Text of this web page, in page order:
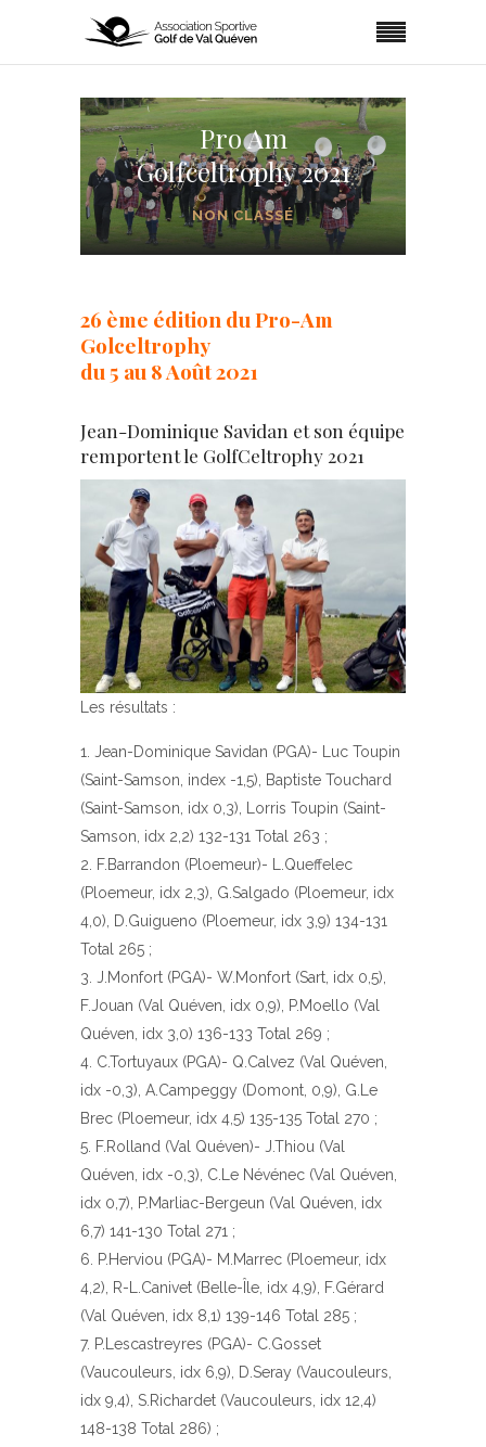
Pro Am
Golfceltrophy 2021
NON CLASSÉ
26 ème édition du Pro-Am
Golceltrophy
du 5 au 8 Août 2021
Jean-Dominique Savidan et son équipe
remportent le GolfCeltrophy 2021
Les résultats :
Jean-Dominique Savidan (PGA)- Luc Toupin
(Saint-Samson, index -1,5), Baptiste Touchard
(Saint-Samson, idx 0,3), Lorris Toupin (Saint-
Samson, idx 2,2) 132-131 Total 263 ;
F.Barrandon (Ploemeur)- L.Queffelec
(Ploemeur, idx 2,3), G.Salgado (Ploemeur, idx
4,0), D.Guigueno (Ploemeur, idx 3,9) 134-131
Total 265 ;
J.Monfort (PGA)- W.Monfort (Sart, idx 0,5),
F.Jouan (Val Quéven, idx 0,9), P.Moello (Val
Quéven, idx 3,0) 136-133 Total 269 ;
C.Tortuyaux (PGA)- Q.Calvez (Val Quéven,
idx -0,3), A.Campeggy (Domont, 0,9), G.Le
Brec (Ploemeur, idx 4,5) 135-135 Total 270 ;
F.Rolland (Val Quéven)- J.Thiou (Val
Quéven, idx -0,3), C.Le Névénec (Val Quéven,
idx 0,7), P.Marliac-Bergeun (Val Quéven, idx
6,7) 141-130 Total 271 ;
P.Herviou (PGA)- M.Marrec (Ploemeur, idx
4,2), R-L.Canivet (Belle-Île, idx 4,9), F.Gérard
(Val Quéven, idx 8,1) 139-146 Total 285 ;
P.Lescastreyres (PGA)- C.Gosset
(Vaucouleurs, idx 6,9), D.Seray (Vaucouleurs,
idx 9,4), S.Richardet (Vaucouleurs, idx 12,4)
148-138 Total 286) ;